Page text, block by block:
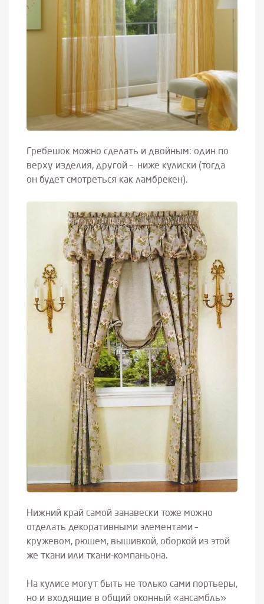
Гребешок можно сделать и двойным: один по
верху изделия, другой – ниже кулиски (тогда
он будет смотреться как ламбрекен).
Нижний край самой занавески тоже можно
отделать декоративными элементами –
кружевом, рюшем, вышивкой, оборкой из этой
же ткани или ткани-компаньона.
На кулисе могут быть не только сами портьеры,
но и входящие в общий оконный «ансамбль»